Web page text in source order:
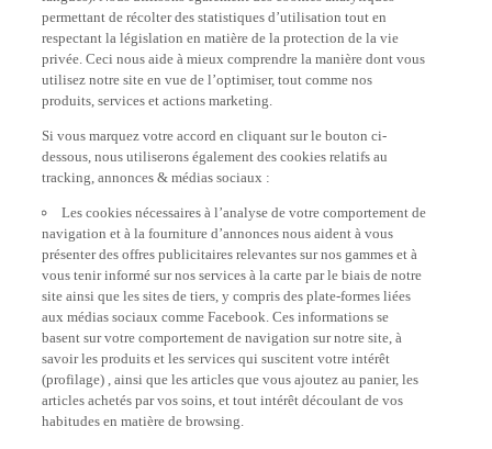
permettant de récolter des statistiques d’utilisation tout en
respectant la législation en matière de la protection de la vie
privée. Ceci nous aide à mieux comprendre la manière dont vous
utilisez notre site en vue de l’optimiser, tout comme nos
produits, services et actions marketing.
dessous, nous utiliserons également des cookies relatifs au
tracking, annonces & médias sociaux :
navigation et à la fourniture d’annonces nous aident à vous
présenter des offres publicitaires relevantes sur nos gammes et à
vous tenir informé sur nos services à la carte par le biais de notre
site ainsi que les sites de tiers, y compris des plate-formes liées
aux médias sociaux comme Facebook. Ces informations se
basent sur votre comportement de navigation sur notre site, à
savoir les produits et les services qui suscitent votre intérêt
(profilage) , ainsi que les articles que vous ajoutez au panier, les
articles achetés par vos soins, et tout intérêt découlant de vos
habitudes en matière de browsing.